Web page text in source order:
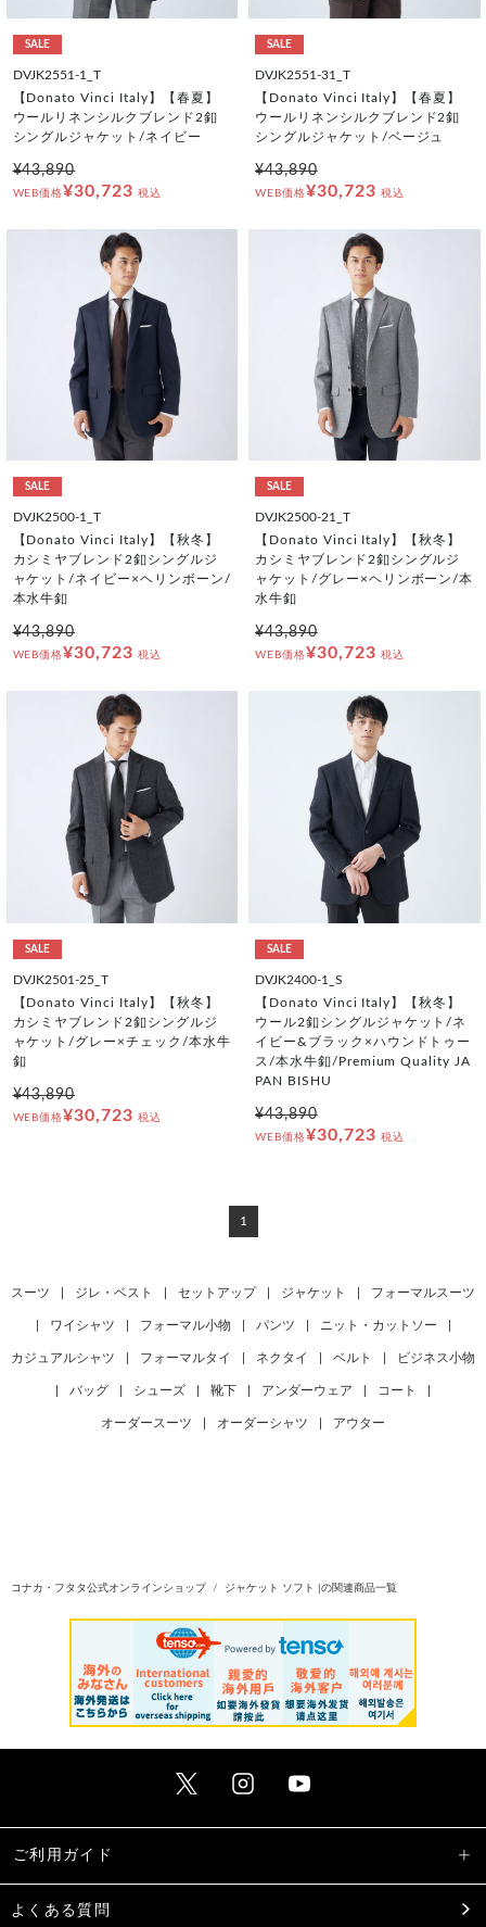
SALE
DVJK2551-1_T
【Donato Vinci Italy】【春夏】
ウールリネンシルクブレンド2釦
シングルジャケット/ネイビー
¥43,890
WEB価格¥30,723 税込
SALE
DVJK2551-31_T
【Donato Vinci Italy】【春夏】
ウールリネンシルクブレンド2釦
シングルジャケット/ベージュ
¥43,890
WEB価格¥30,723 税込
SALE
DVJK2500-1_T
【Donato Vinci Italy】【秋冬】
カシミヤブレンド2釦シングルジ
ャケット/ネイビー×ヘリンボーン/
本水牛釦
¥43,890
WEB価格¥30,723 税込
SALE
DVJK2500-21_T
【Donato Vinci Italy】【秋冬】
カシミヤブレンド2釦シングルジ
ャケット/グレー×ヘリンボーン/本
水牛釦
¥43,890
WEB価格¥30,723 税込
SALE
DVJK2501-25_T
【Donato Vinci Italy】【秋冬】
カシミヤブレンド2釦シングルジ
ャケット/グレー×チェック/本水牛
釦
¥43,890
WEB価格¥30,723 税込
SALE
DVJK2400-1_S
【Donato Vinci Italy】【秋冬】
ウール2釦シングルジャケット/ネ
イビー&ブラック×ハウンドトゥー
ス/本水牛釦/Premium Quality JA
PAN BISHU
¥43,890
WEB価格¥30,723 税込
1
スーツ ジレ・ベスト セットアップ ジャケット フォーマルスーツ
ワイシャツ フォーマル小物 パンツ ニット・カットソー
カジュアルシャツ フォーマルタイ ネクタイ ベルト ビジネス小物
バッグ シューズ 靴下 アンダーウェア コート
オーダースーツ オーダーシャツ アウター
コナカ・フタタ公式オンラインショップ ジャケット ソフト |の関連商品一覧
ご利用ガイド
よくある質問